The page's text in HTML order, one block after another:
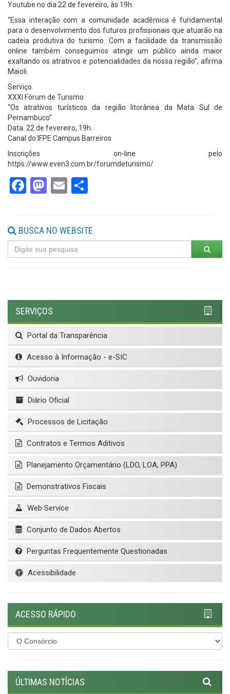
Youtube no dia 22 de fevereiro, às 19h.
“Essa interação com a comunidade acadêmica é fundamental
para o desenvolvimento dos futuros profissionais que atuarão na
cadeia produtiva do turismo. Com a facilidade da transmissão
online também conseguimos atingir um público ainda maior
exaltando os atrativos e potencialidades da nossa região”, afirma
Maioli.
Serviço
XXXI Fórum de Turismo
“Os atrativos turísticos da região litorânea da Mata Sul de
Pernambuco”
Data: 22 de fevereiro, 19h.
Canal do IFPE Campus Barreiros
Inscrições on-line pelo
https://www.even3.com.br/forumdeturismo/
Facebook
Mastodon
Email
BUSCA NO WEBSITE
SERVIÇOS
Portal da Transparência
Acesso à Informação - e-SIC
Ouvidoria
Diário Oficial
Processos de Licitação
Contratos e Termos Aditivos
Planejamento Orçamentário (LDO, LOA, PPA)
Demonstrativos Fiscais
Web Service
Conjunto de Dados Abertos
Perguntas Frequentemente Questionadas
Acessibilidade
ACESSO RÁPIDO
ÚLTIMAS NOTÍCIAS